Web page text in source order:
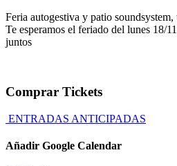
Feria autogestiva y patio
Te esperamos el feriado del lunes 18/
juntos
Comprar Tickets
ENTRADAS ANTICIPADAS
Añadir Google Calendar